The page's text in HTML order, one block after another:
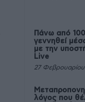
Πάνω από
γεννηθεί
με την
Live
27
λόγος που